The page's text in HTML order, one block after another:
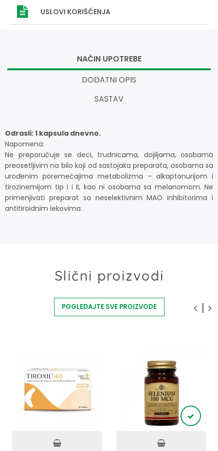
USLOVI KORIŠĆENJA
NAČIN UPOTREBE
DODATNI OPIS
SASTAV
Odrasli: 1 kapsula dnevno.
Napomena:
Ne preporučuje se deci, trudnicama, dojiljama, osobama
preosetljivim na bilo koji od sastojaka preparata, osobama sa
urođenim poremećajima metabolizma - alkaptonurijom i
tirozinemijom tip I i II, kao ni osobama sa melanomom. Ne
primenjivati preparat sa neselektivnim MAO inhibitorima i
antitiroidnim lekovima.
Slični proizvodi
POGLEDAJTE SVE PROIZVODE